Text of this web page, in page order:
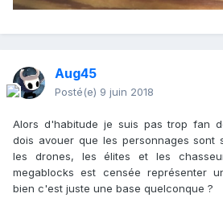
Aug45
Posté(e) 9 juin 2018
Alors d'habitude je suis pas trop fan
dois avouer que les personnages sont
les drones, les élites et les
megablocks est censée représenter
bien c'est juste une base quelconque ?